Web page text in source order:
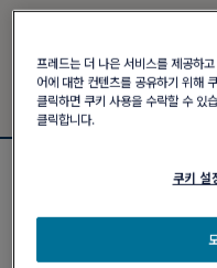
프레드는 더 나은 서비스를 제공하
어에 대한 컨텐츠를 공유하기 위해
클릭하면 쿠키 사용을 수락할 수 있
클릭합니다.
쿠키 설